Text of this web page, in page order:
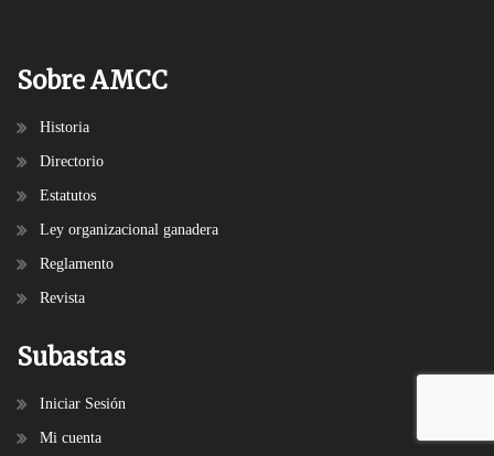
Sobre AMCC
Historia
Directorio
Estatutos
Ley organizacional ganadera
Reglamento
Revista
Subastas
Iniciar Sesión
Mi cuenta